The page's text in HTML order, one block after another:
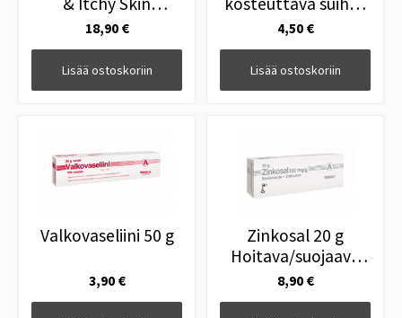
hoitovoide 75 ml
18,90 €
Lisää ostoskoriin
60 ml
4,50 €
Lisää ostoskoriin
Valkovaseliini 50 g
3,90 €
Zinkosal 20 g
Hoitava/suojaava
sinkkivoide
8,90 €